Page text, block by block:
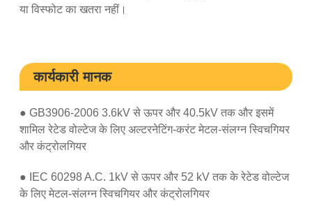
या विस्फोट का खतरा नहीं।
कार्यकारी मानक
● GB3906-2006 3.6kV से ऊपर और 40.5kV तक और इसमें
शामिल रेटेड वोल्टेज के लिए अल्टरनेटिंग-करंट मेटल-संलग्न स्विचगियर
और कंट्रोलगियर
● IEC 60298 A.C. 1kV से ऊपर और 52 kV तक के रेटेड वोल्टेज
के लिए मेटल-संलग्न स्विचगियर और कंट्रोलगियर